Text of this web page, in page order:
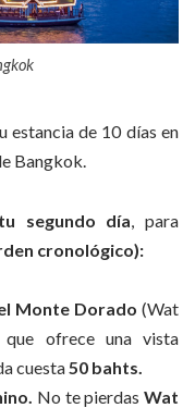
estancia de 10 días en
Bangkok.
segundo día, para
cronológico):
Monte Dorado (Wat
ofrece una vista
cuesta50 bahts.
No te pierdasWat